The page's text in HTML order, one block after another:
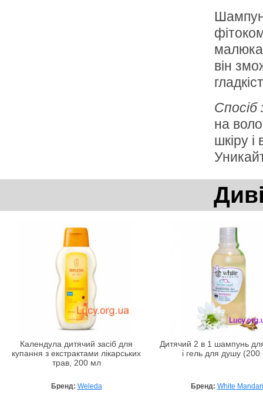
він
Спосіб
на
шкіру
Календула дитячий засіб для
купання з екстрактами лікарських
трав, 200 мл
Бренд: Weleda
Дитячий 2 в 1 шампунь
і гель для душу
Бренд: White